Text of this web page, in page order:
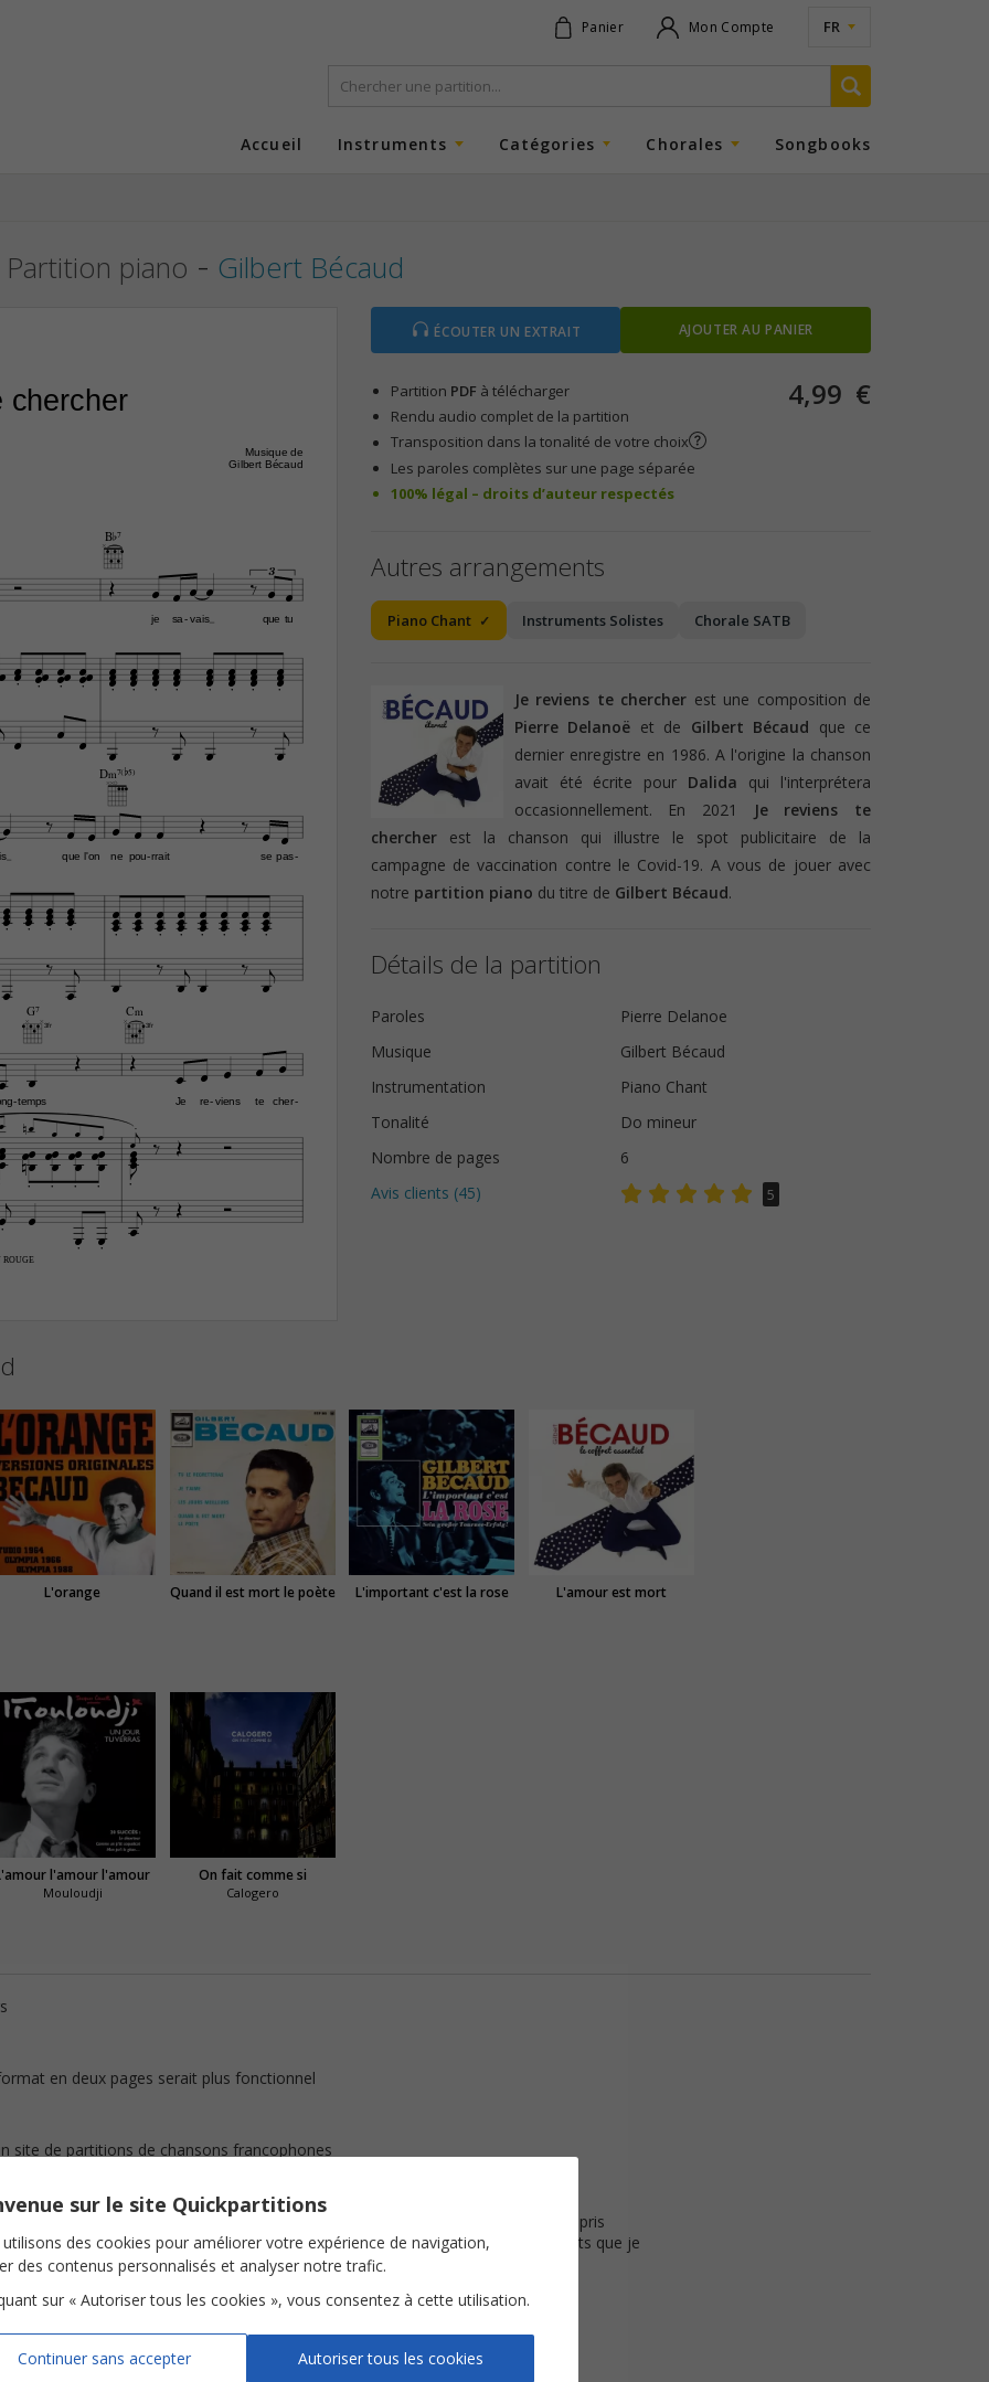
Panier Mon Compte FR
Accueil Instruments Catégories Chorales Songbooks
Partition piano - Gilbert Bécaud
chercher
Musique de
Gilbert Bécaud
B¨7
je sa vais
- que tu
que l'on ne
D‹7(b5)
pou rrait
- se pas-
temps
3fr
G7
-
3fr
C‹
Je re viens
- te cher-
3
           
           
    

  
      

 
 
 
 

 

 

 

 

 

 

 


   

 


          


 

 

 

 

 

 

 

 

 

 

 





      
        



 
   


 
 
 
 




  
       
ÉCOUTER UN EXTRAIT AJOUTER AU PANIER
Partition PDF à télécharger
Rendu audio complet de la partition
Transposition dans la tonalité de votre choix
Les paroles complètes sur une page séparée
100% légal – droits d’auteur respectés
4,99 €
Autres arrangements
Piano Chant Instruments Solistes Chorale SATB
Je reviens te chercher est une composition de
Pierre Delanoë et de Gilbert Bécaud que ce
dernier enregistre en 1986. A l'origine la chanson
avait été écrite pour Dalida qui l'interprétera
occasionnellement. En 2021
Je reviens te
chercherest la chanson qui illustre le spot publicitaire de la
campagne de vaccination contre le Covid-19. A vous de jouer avec
notre partition piano du titre de Gilbert Bécaud.
Détails de la partition
Paroles
Pierre Delanoe
Musique
Gilbert Bécaud
Instrumentation
Piano Chant
Tonalité
Do mineur
Nombre de pages
6
Avis clients (45) 5
L'orange Quand il est mort le poète L'important c'est la rose L'amour est mort
l'amour l'amour
Mouloudji
On fait comme si
Calogero
en deux pages serait plus fonctionnel
site de partitions de chansons francophones
que j'ai achetées sur Quick sont très fidèles aux œuvres originales, y compris
rythmes écrits sont précis et sont d'une très grande utilité pour les arrangements que je
sur le site Quickpartitions
des cookies pour améliorer votre expérience de navigation,
des contenus personnalisés et analyser notre trafic.
sur « Autoriser tous les cookies », vous consentez à cette utilisation.
Continuer sans accepter Autoriser tous les cookies